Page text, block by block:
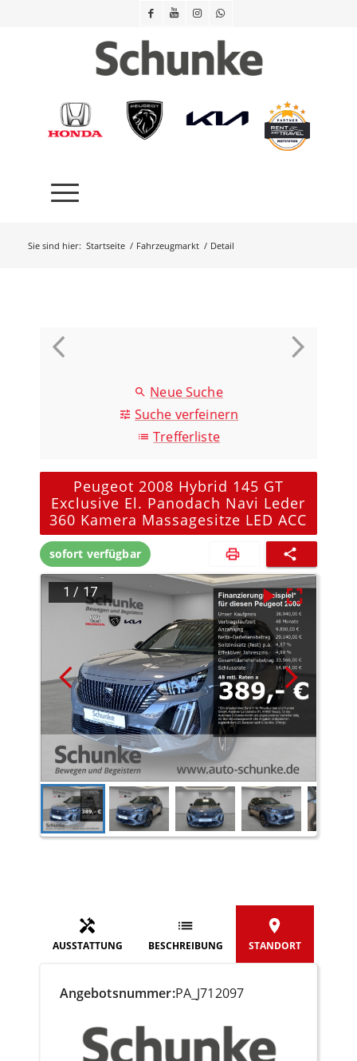
Sie sind hier: Startseite / Fahrzeugmarkt / Detail
Neue Suche
Suche verfeinern
Trefferliste
Peugeot 2008 Hybrid 145 GT
Exclusive El. Panodach Navi Leder
360 Kamera Massagesitze LED ACC
sofort verfügbar
1 / 17
AUSSTATTUNG BESCHREIBUNG STANDORT
Angebotsnummer:PA_J712097